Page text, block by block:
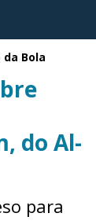
Bola
do Al-
para